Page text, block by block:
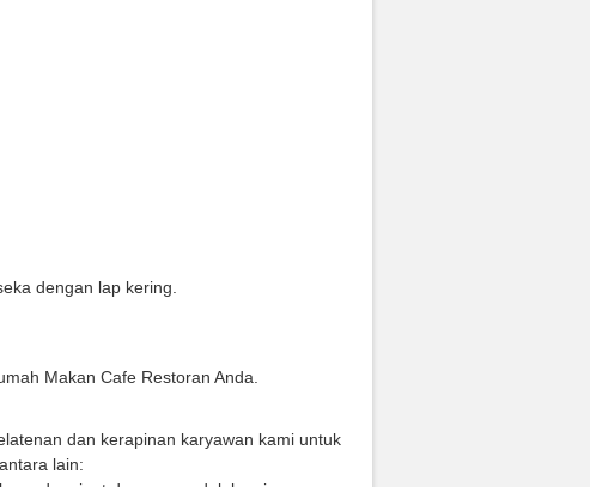
dengan lap kering.
Makan Cafe Restoran Anda.
dan kerapinan karyawan kami untuk
lain: